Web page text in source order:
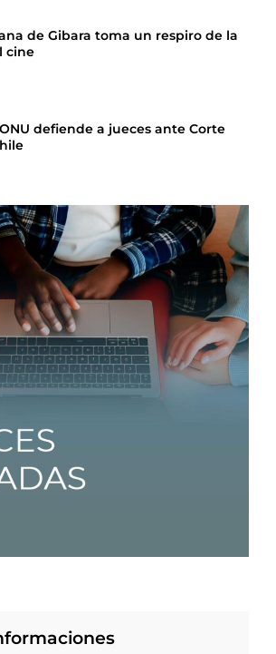
de Gibara toma un respiro de la
cine
defiende a jueces ante Corte